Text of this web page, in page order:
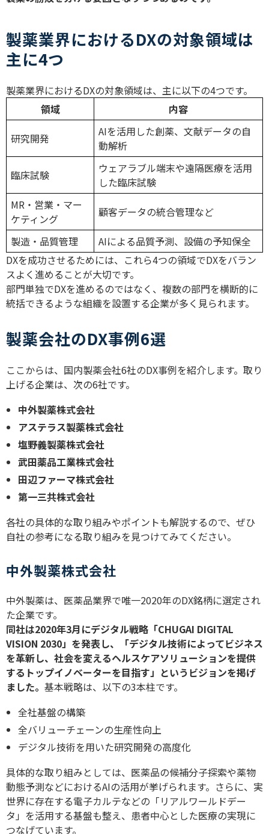
製薬業界におけるDXの対象領域は
主に4つ
製薬業界におけるDXの対象領域は、主に以下の4つです。
領域
内容
研究開発 AIを活用した創薬、文献データの自
動解析
臨床試験
ウェアラブル端末や遠隔医療を活用
した臨床試験
MR・営業・マー
ケティング
顧客データの統合管理など
製造・品質管理 AIによる品質予測、設備の予知保全
DXを成功させるためには、これら4つの領域でDXをバラン
スよく進めることが大切です。
部門単独でDXを進めるのではなく、複数の部門を横断的に
統括できるような組織を設置する企業が多く見られます。
製薬会社のDX事例6選
ここからは、国内製薬会社6社のDX事例を紹介します。取り
上げる企業は、次の6社です。
中外製薬株式会社
アステラス製薬株式会社
塩野義製薬株式会社
武田薬品工業株式会社
田辺ファーマ株式会社
第一三共株式会社
各社の具体的な取り組みやポイントも解説するので、ぜひ
自社の参考になる取り組みを見つけてみてください。
中外製薬株式会社
中外製薬は、医薬品業界で唯一2020年のDX銘柄に選定され
た企業です。
同社は2020年3月にデジタル戦略「CHUGAI DIGITAL
VISION 2030」を発表し、「デジタル技術によってビジネス
を革新し、社会を変えるヘルスケアソリューションを提供
するトップイノベーターを目指す」というビジョンを掲げ
ました。 基本戦略は、以下の3本柱です。
全社基盤の構築
全バリューチェーンの生産性向上
デジタル技術を用いた研究開発の高度化
具体的な取り組みとしては、医薬品の候補分子探索や薬物
動態予測などにおけるAIの活用が挙げられます。さらに、実
世界に存在する電子カルテなどの「リアルワールドデー
タ」を活用する基盤も整え、患者中心とした医療の実現に
つなげています。